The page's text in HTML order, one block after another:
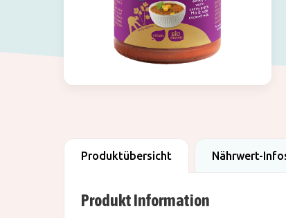
Produktübersicht Nährwert-
Produkt Information